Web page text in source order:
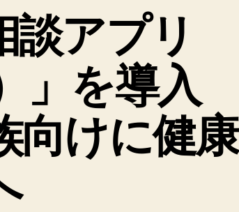
談アプリ
」を導入
向けに健康